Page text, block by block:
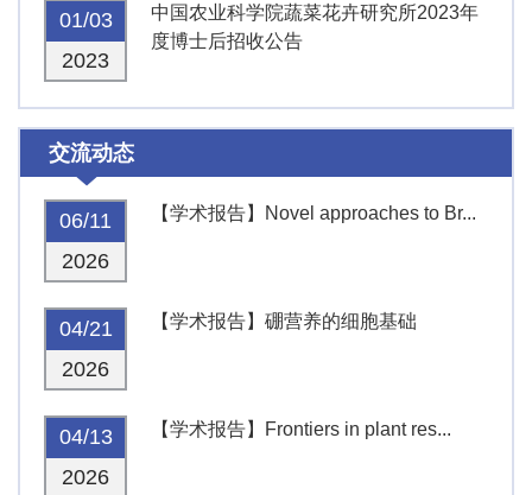
01/03
2023
中国农业科学院蔬菜花卉研究所2023年
度博士后招收公告
交流动态
06/11
2026
【学术报告】Novel approaches to Br...
04/21
2026
【学术报告】硼营养的细胞基础
04/13
2026
【学术报告】Frontiers in plant res...